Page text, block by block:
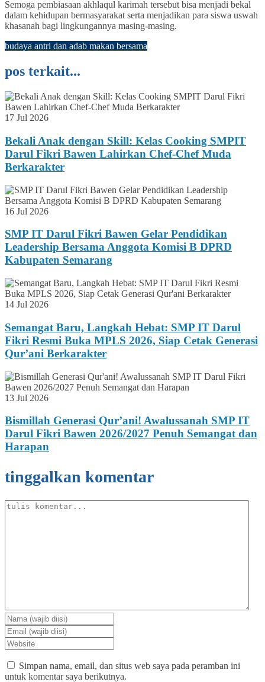
Semoga pembiasaan akhlaqul karimah tersebut bisa menjadi bekal
dalam kehidupan bermasyarakat serta menjadikan para siswa uswah
khasanah bagi lingkungannya masing-masing.
budaya antri dan adab makan bersama
pos terkait...
17 Jul 2026
Bekali Anak dengan Skill: Kelas Cooking SMPIT
Darul Fikri Bawen Lahirkan Chef-Chef Muda
Berkarakter
16 Jul 2026
SMP IT Darul Fikri Bawen Gelar Pendidikan
Leadership Bersama Anggota Komisi B DPRD
Kabupaten Semarang
14 Jul 2026
Semangat Baru, Langkah Hebat: SMP IT Darul
Fikri Resmi Buka MPLS 2026, Siap Cetak Generasi
Qur’ani Berkarakter
13 Jul 2026
Bismillah Generasi Qur’ani! Awalussanah SMP IT
Darul Fikri Bawen 2026/2027 Penuh Semangat dan
Harapan
tinggalkan komentar
Simpan nama, email, dan situs web saya pada peramban ini
untuk komentar saya berikutnya.